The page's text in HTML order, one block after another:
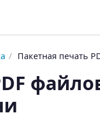
/ Пакетная печать